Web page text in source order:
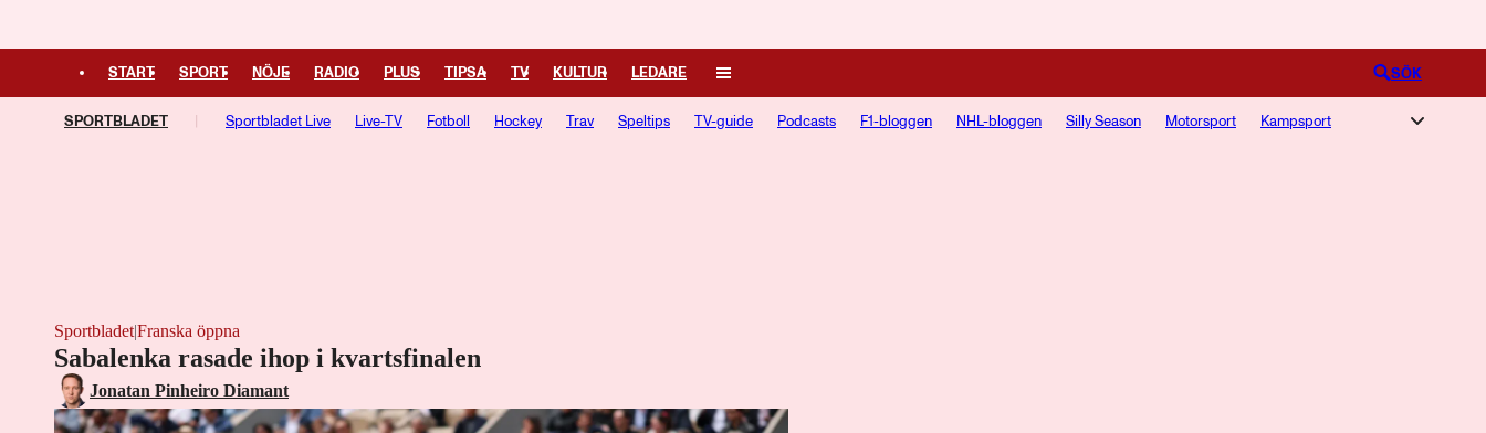
START SPORT NÖJE RADIO PLUS TIPSA TV KULTUR LEDARE SÖK
SPORTBLADET Sportbladet Live Live-TV Fotboll Hockey Trav Speltips TV-guide Podcasts F1-bloggen NHL-bloggen Silly Season Motorsport Kampsport
Sportbladet|Franska öppna
Sabalenka rasade ihop i kvartsfinalen
Jonatan Pinheiro Diamant